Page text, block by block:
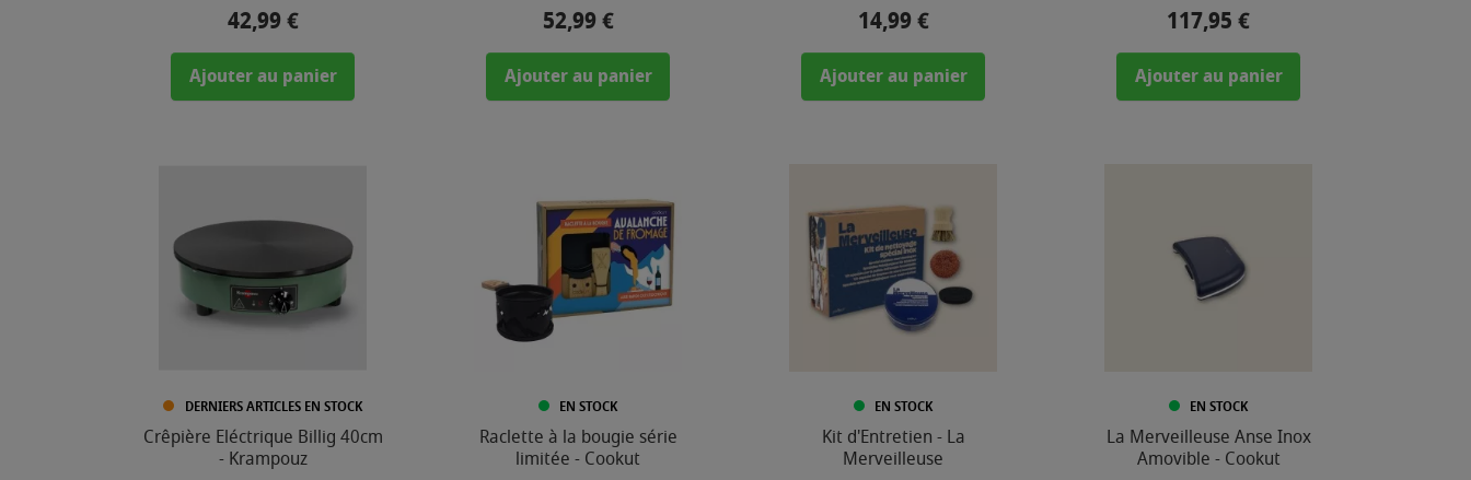
0
Prix
42,99 €
Ajouter au panier
Prix
52,99 €
Ajouter au panier
Prix
14,99 €
Ajouter au panier
Prix
117,95 €
Ajouter au panier
DERNIERS ARTICLES EN STOCK
Crêpière Eléctrique Billig 40cm
- Krampouz
EN STOCK
Raclette à la bougie série
limitée - Cookut
EN STOCK
Kit d'Entretien - La
Merveilleuse
EN STOCK
La Merveilleuse Anse Inox
Amovible - Cookut